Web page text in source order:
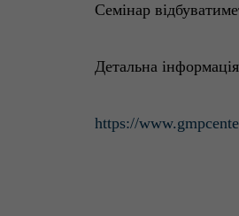
Семінар
Детальна
https://